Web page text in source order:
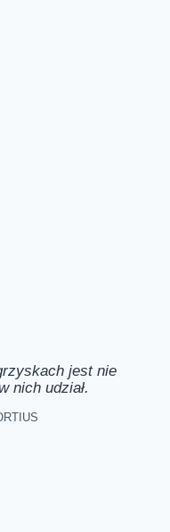
jest nie
nich udział.